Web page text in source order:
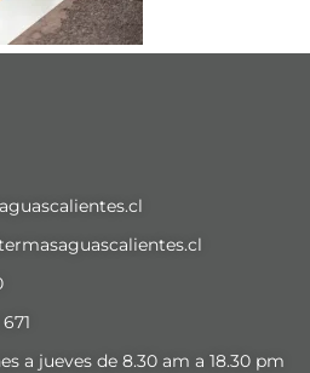
a jueves de 8.30 am a 18.30 pm